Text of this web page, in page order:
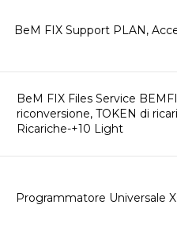
BeM FIX Support PLAN,
BeM FIX Files Service
riconversione, TOKEN di
Ricariche-+10 Light
Programmatore Universale